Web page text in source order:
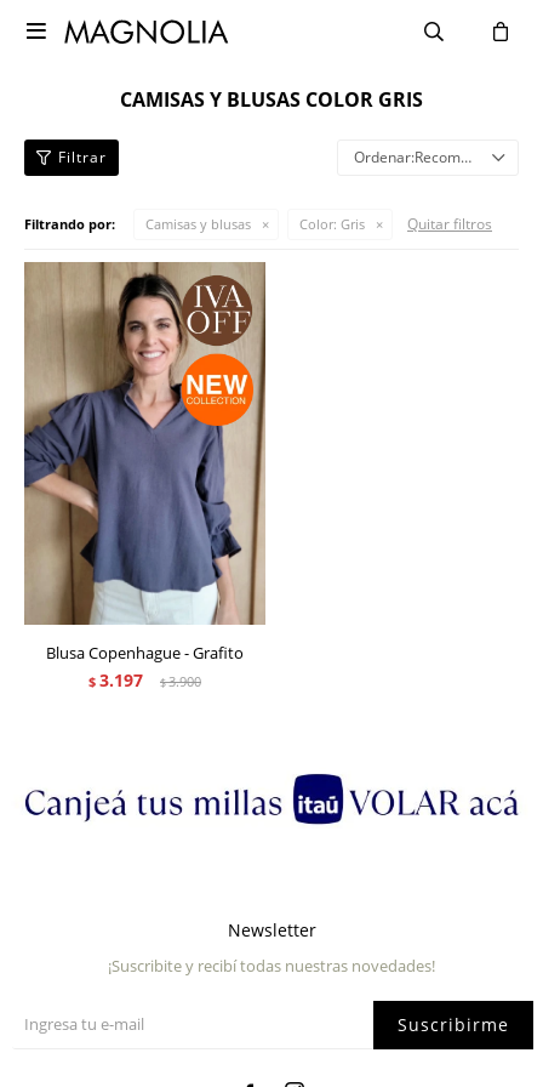

CAMISAS Y BLUSAS COLOR GRIS
Recomendados
Filtrando por: Camisas y blusas Color: Gris Quitar filtros
Blusa Copenhague - Grafito
$ 3.197 $3.900
Newsletter
¡Suscribite y recibí todas nuestras novedades!
Suscribirme